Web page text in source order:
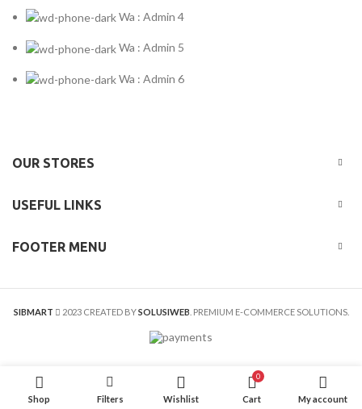
Wa : Admin 4
Wa : Admin 5
Wa : Admin 6
OUR STORES
USEFUL LINKS
FOOTER MENU
SIBMART 2023 CREATED BYSOLUSIWEB . PREMIUM E-COMMERCE SOLUTIONS.
Shop Filters Wishlist
0
Cart My account